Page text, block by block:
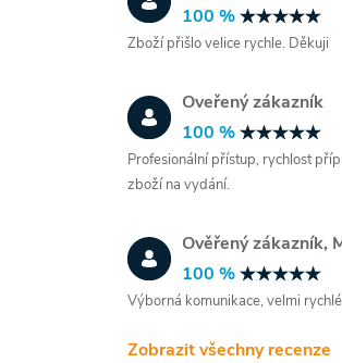
100 %
Zboží přišlo velice rychle. Děkuji
Oveřený zákazník
100 %
Profesionální přístup, rychlost
zboží na vydání.
Ověřený zákazník,
100 %
Výborná komunikace, velmi
Zobrazit všechny recenze